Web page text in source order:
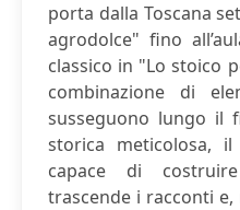
porta dalla Toscana
agrodolce" fino
classico in "Lo stoico
combinazione di
susseguono lungo il
storica meticolosa,
capace di
trascende i racconti